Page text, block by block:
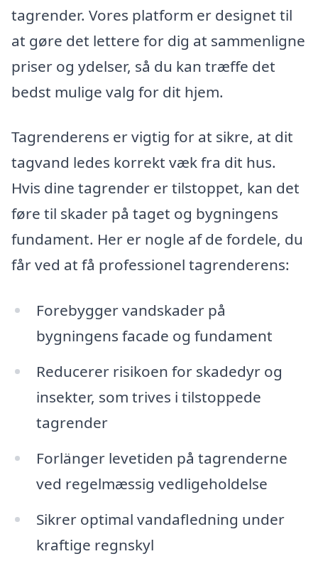
tagrender. Vores platform er designet til
at gøre det lettere for dig at sammenligne
priser og ydelser, så du kan træffe det
bedst mulige valg for dit hjem.
Tagrenderens er vigtig for at sikre, at dit
tagvand ledes korrekt væk fra dit hus.
Hvis dine tagrender er tilstoppet, kan det
føre til skader på taget og bygningens
fundament. Her er nogle af de fordele, du
får ved at få professionel tagrenderens:
Forebygger vandskader på
bygningens facade og fundament
Reducerer risikoen for skadedyr og
insekter, som trives i tilstoppede
tagrender
Forlänger levetiden på tagrenderne
ved regelmæssig vedligeholdelse
Sikrer optimal vandafledning under
kraftige regnskyl